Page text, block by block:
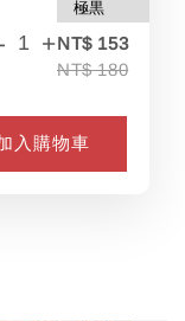
- +NT$ 153
NT$ 180
入購物車